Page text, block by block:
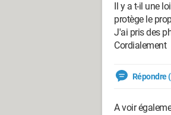
Il y a t-il une
protège le
J'ai pris des
Cordialement
Répondre
A voir